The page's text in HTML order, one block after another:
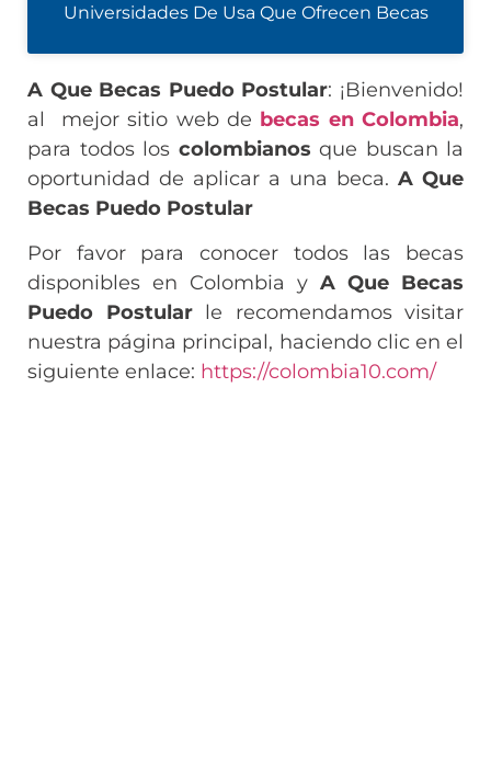
Universidades De Usa Que Ofrecen Becas
A Que Becas Puedo Postular: ¡Bienvenido!
al mejor sitio web de becas en Colombia,
para todos los colombianos que buscan la
oportunidad de aplicar a una beca. A Que
Becas Puedo Postular
Por favor para conocer todos las becas
disponibles en Colombia y A Que Becas
Puedo Postularle recomendamos visitar
nuestra página principal, haciendo clic en el
siguiente enlace: https://colombia10.com/